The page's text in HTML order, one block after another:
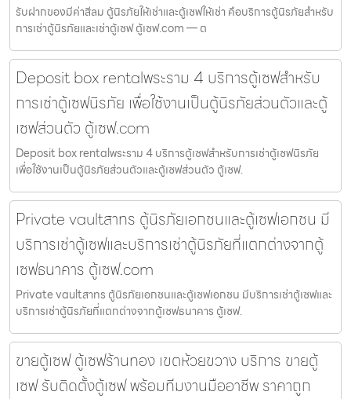
รับฝากของมีค่าสีลม ตู้นิรภัยให้เช่าและตู้เซฟให้เช่า คือบริการตู้นิรภัยสำหรับ
การเช่าตู้นิรภัยและเช่าตู้เซฟ ตู้เซฟ.com — ต
Deposit box rentalพระราม 4 บริการตู้เซฟสำหรับ
การเช่าตู้เซฟนิรภัย เพื่อใช้งานเป็นตู้นิรภัยส่วนตัวและตู้
เซฟส่วนตัว ตู้เซฟ.com
Deposit box rentalพระราม 4 บริการตู้เซฟสำหรับการเช่าตู้เซฟนิรภัย
เพื่อใช้งานเป็นตู้นิรภัยส่วนตัวและตู้เซฟส่วนตัว ตู้เซฟ.
Private vaultสาทร ตู้นิรภัยเอกชนและตู้เซฟเอกชน มี
บริการเช่าตู้เซฟและบริการเช่าตู้นิรภัยที่แตกต่างจากตู้
เซฟธนาคาร ตู้เซฟ.com
Private vaultสาทร ตู้นิรภัยเอกชนและตู้เซฟเอกชน มีบริการเช่าตู้เซฟและ
บริการเช่าตู้นิรภัยที่แตกต่างจากตู้เซฟธนาคาร ตู้เซฟ.
ขายตู้เซฟ ตู้เซฟร้านทอง เขตห้วยขวาง บริการ ขายตู้
เซฟ รับติดตั้งตู้เซฟ พร้อมทีมงานมืออาชีพ ราคาถูก